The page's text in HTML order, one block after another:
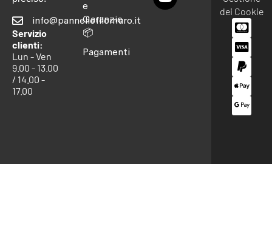
info@pannellofilomuro.it
Servizio
clienti:
Lun - Ven
9.00 - 13.00
/ 14.00 -
17.00
e
Garanzie
📦
Pagamenti
dei Cookie